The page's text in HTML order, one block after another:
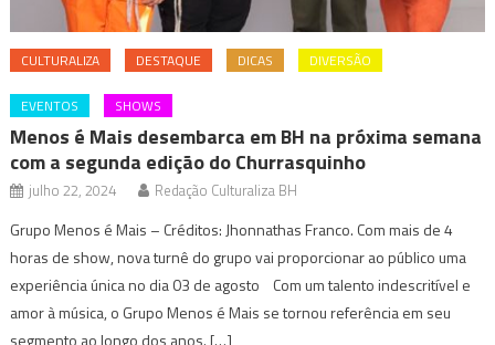
CULTURALIZA DESTAQUE DICAS DIVERSÃO
EVENTOS SHOWS
Menos é Mais desembarca em BH na próxima semana
com a segunda edição do Churrasquinho
julho 22, 2024 Redação Culturaliza BH
Grupo Menos é Mais – Créditos: Jhonnathas Franco. Com mais de 4
horas de show, nova turnê do grupo vai proporcionar ao público uma
experiência única no dia 03 de agosto Com um talento indescritível e
amor à música, o Grupo Menos é Mais se tornou referência em seu
segmento ao longo dos anos. […]